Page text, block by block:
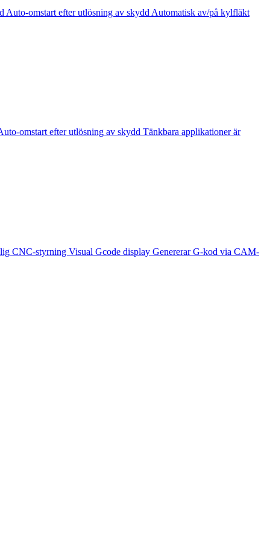
omstart efter utlösning av skydd Automatisk av/på kylfläkt
omstart efter utlösning av skydd Tänkbara applikationer är
CNC-styrning Visual Gcode display Genererar G-kod via CAM-